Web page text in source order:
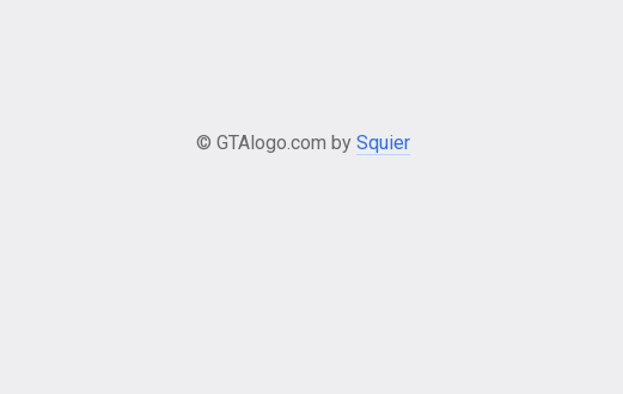
© GTAlogo.com by Squier